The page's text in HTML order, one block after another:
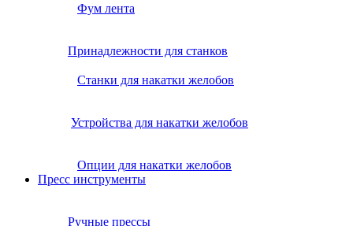
Фум лента
Принадлежности для станков
Станки для накатки желобов
Устройства для накатки желобов
Опции для накатки желобов
Пресс инструменты
Ручные прессы